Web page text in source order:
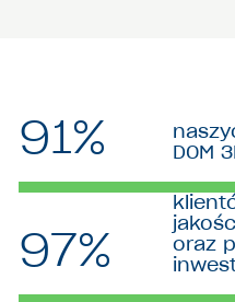
91%
DOM
97%
oraz